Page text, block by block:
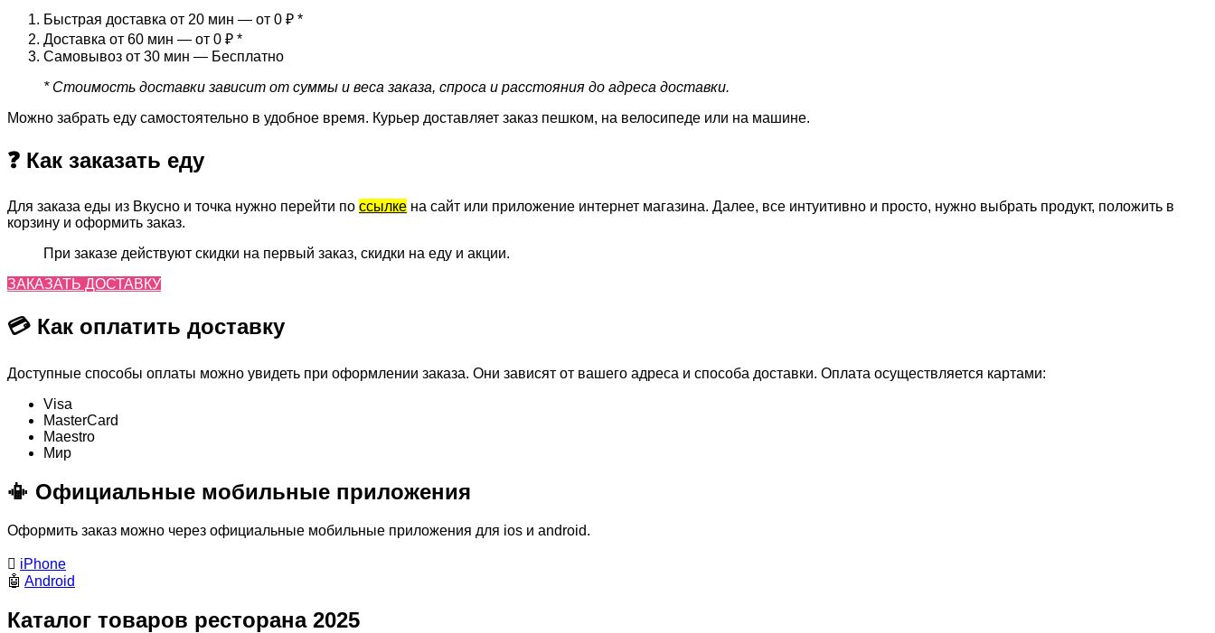
Быстрая доставка от 20 мин — от 0 ₽ *
Доставка от 60 мин — от 0 ₽ *
Самовывоз от 30 мин — Бесплатно
* Стоимость доставки зависит от суммы и веса заказа, спроса и расстояния до адреса доставки.
Можно забрать еду самостоятельно в удобное время. Курьер доставляет заказ пешком, на велосипеде или на машине.
❓ Как заказать еду
Для заказа еды из Вкусно и точка нужно перейти по ссылке на сайт или приложение интернет магазина. Далее, все интуитивно и просто, нужно выбрать продукт, положить в
корзину и оформить заказ.
При заказе действуют скидки на первый заказ, скидки на еду и акции.
ЗАКАЗАТЬ ДОСТАВКУ
💳 Как оплатить доставку
Доступные способы оплаты можно увидеть при оформлении заказа. Они зависят от вашего адреса и способа доставки. Оплата осуществляется картами:
Visa
MasterСard
Maestro
Мир
📳 Официальные мобильные приложения
Оформить заказ можно через официальные мобильные приложения для ios и android.
 iPhone
🤖 Android
Каталог товаров ресторана 2025